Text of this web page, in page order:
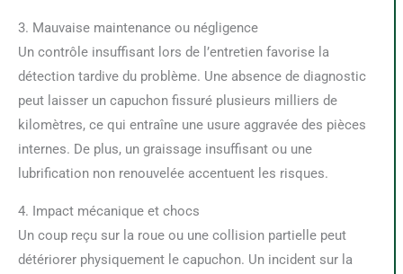
3. Mauvaise maintenance ou négligence
Un contrôle insuffisant lors de l’entretien favorise la
détection tardive du problème. Une absence de diagnostic
peut laisser un capuchon fissuré plusieurs milliers de
kilomètres, ce qui entraîne une usure aggravée des pièces
internes. De plus, un graissage insuffisant ou une
lubrification non renouvelée accentuent les risques.
4. Impact mécanique et chocs
Un coup reçu sur la roue ou une collision partielle peut
détériorer physiquement le capuchon. Un incident sur la